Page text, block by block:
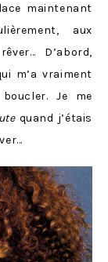
maintenant
aux
D’abord,
m’a vraiment
Je me
quand j’étais